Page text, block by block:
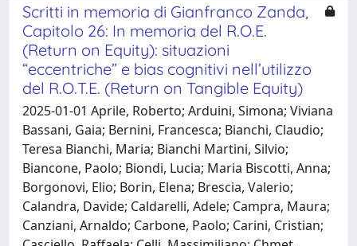
Scritti in memoria di Gianfranco Zanda,
Capitolo 26: In memoria del R.O.E.
(Return on Equity): situazioni
“eccentriche” e bias cognitivi nell’utilizzo
del R.O.T.E. (Return on Tangible Equity)
2025-01-01 Aprile, Roberto; Arduini, Simona; Viviana
Bassani, Gaia; Bernini, Francesca; Bianchi, Claudio;
Teresa Bianchi, Maria; Bianchi Martini, Silvio;
Biancone, Paolo; Biondi, Lucia; Maria Biscotti, Anna;
Borgonovi, Elio; Borin, Elena; Brescia, Valerio;
Calandra, Davide; Caldarelli, Adele; Campra, Maura;
Canziani, Arnaldo; Carbone, Paolo; Carini, Cristian;